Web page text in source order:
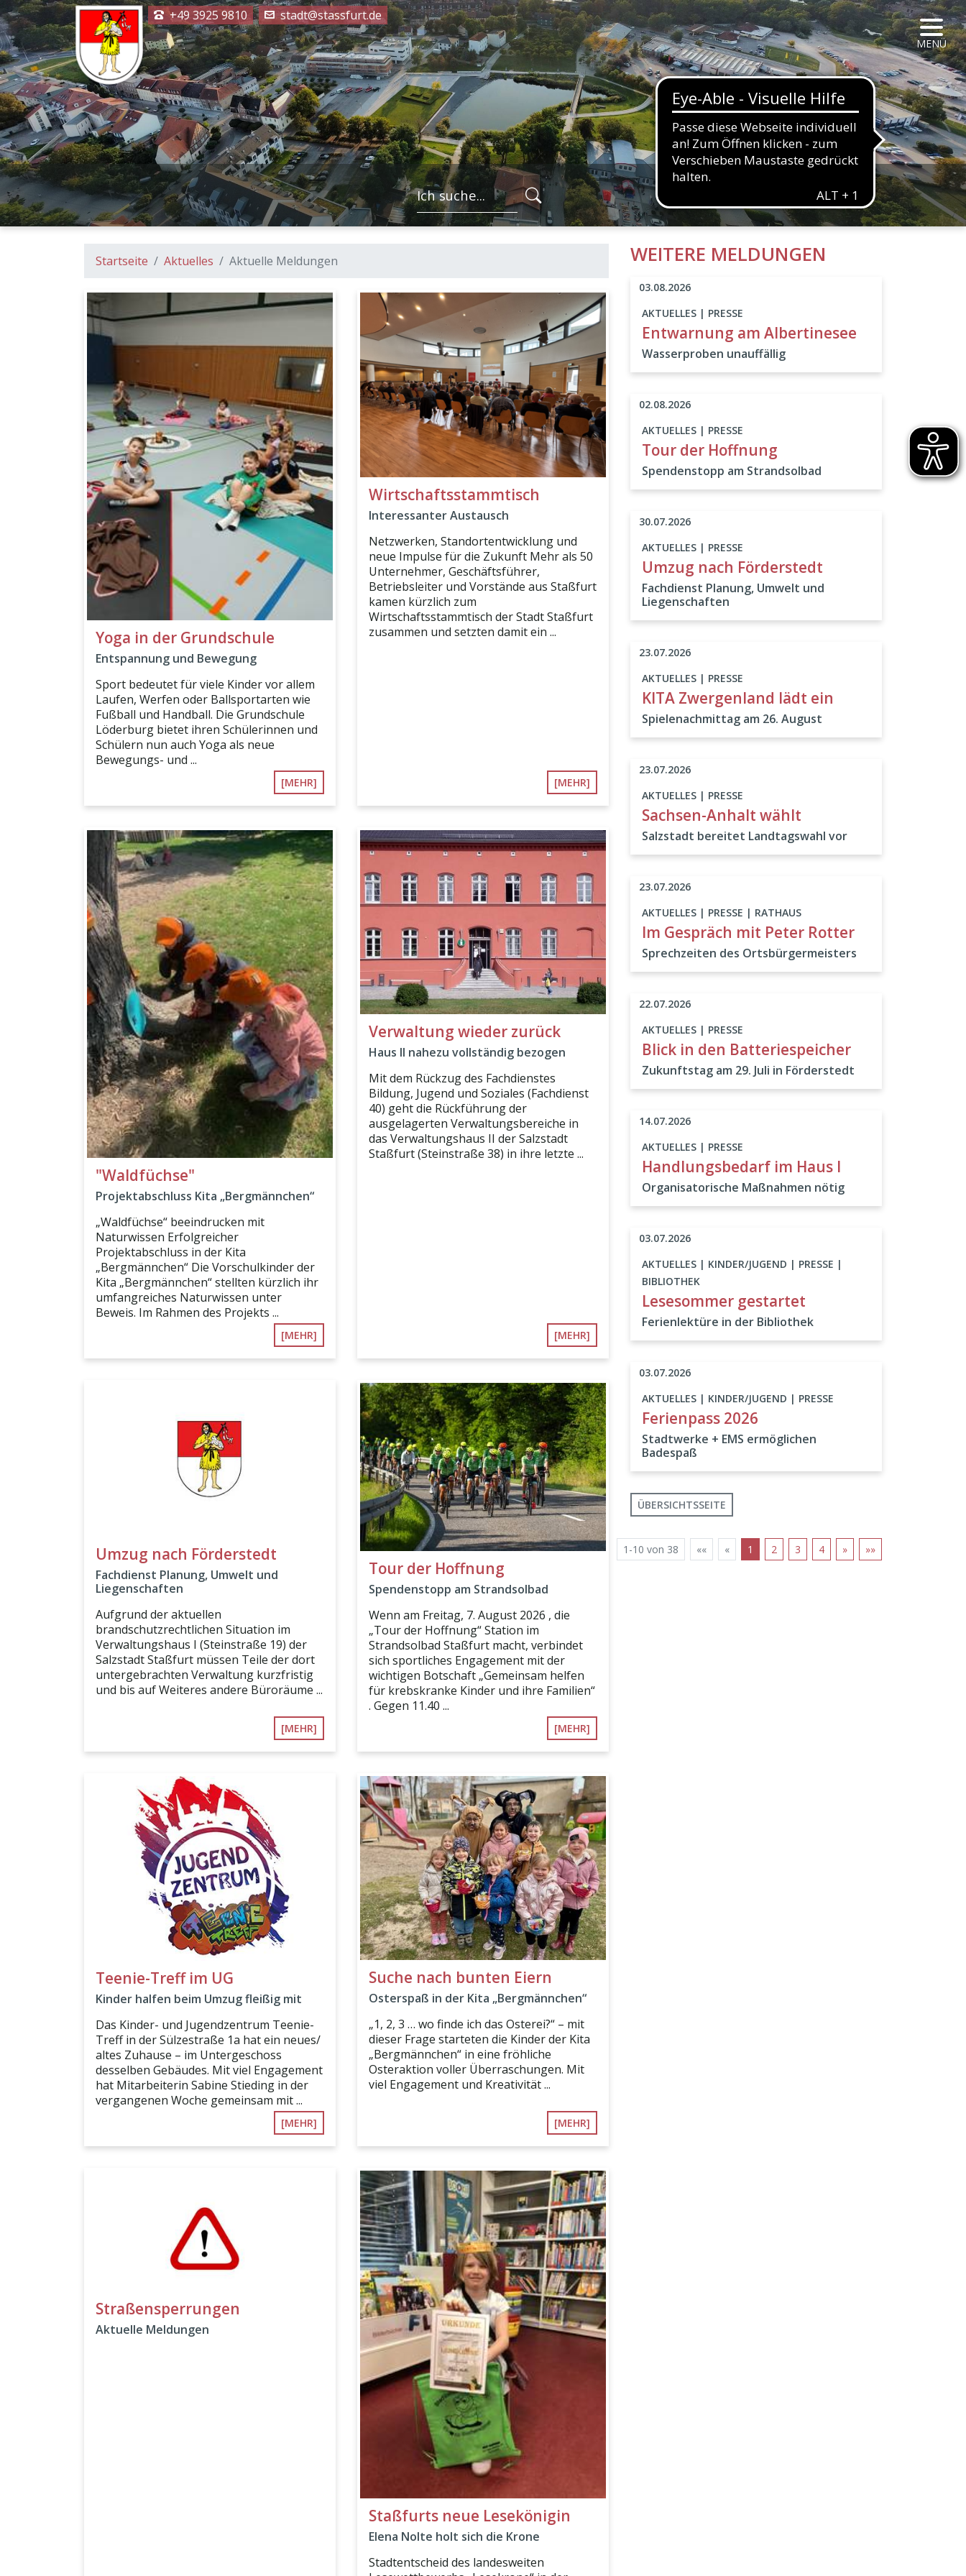
MENÜ
+49 3925 9810 stadt@stassfurt.de
FORMULARSCHALTFLÄCHE
Startseite Aktuelles Aktuelle Meldungen
Yoga in der Grundschule
Entspannung und Bewegung
Sport bedeutet für viele Kinder vor allem
Laufen, Werfen oder Ballsportarten wie
Fußball und Handball. Die Grundschule
Löderburg bietet ihren Schülerinnen und
Schülern nun auch Yoga als neue
Bewegungs- und ...
[MEHR]
Wirtschaftsstammtisch
Interessanter Austausch
Netzwerken, Standortentwicklung und
neue Impulse für die Zukunft Mehr als 50
Unternehmer, Geschäftsführer,
Betriebsleiter und Vorstände aus Staßfurt
kamen kürzlich zum
Wirtschaftsstammtisch der Stadt Staßfurt
zusammen und setzten damit ein ...
[MEHR]
"Waldfüchse"
Projektabschluss Kita „Bergmännchen“
„Waldfüchse“ beeindrucken mit
Naturwissen Erfolgreicher
Projektabschluss in der Kita
„Bergmännchen“ Die Vorschulkinder der
Kita „Bergmännchen“ stellten kürzlich ihr
umfangreiches Naturwissen unter
Beweis. Im Rahmen des Projekts ...
[MEHR]
Verwaltung wieder zurück
Haus II nahezu vollständig bezogen
Mit dem Rückzug des Fachdienstes
Bildung, Jugend und Soziales (Fachdienst
40) geht die Rückführung der
ausgelagerten Verwaltungsbereiche in
das Verwaltungshaus II der Salzstadt
Staßfurt (Steinstraße 38) in ihre letzte ...
[MEHR]
Umzug nach Förderstedt
Fachdienst Planung, Umwelt und
Liegenschaften
Aufgrund der aktuellen
brandschutzrechtlichen Situation im
Verwaltungshaus I (Steinstraße 19) der
Salzstadt Staßfurt müssen Teile der dort
untergebrachten Verwaltung kurzfristig
und bis auf Weiteres andere Büroräume ...
[MEHR]
Tour der Hoffnung
Spendenstopp am Strandsolbad
Wenn am Freitag, 7. August 2026 , die
„Tour der Hoffnung“ Station im
Strandsolbad Staßfurt macht, verbindet
sich sportliches Engagement mit der
wichtigen Botschaft „Gemeinsam helfen
für krebskranke Kinder und ihre Familien“
. Gegen 11.40 ...
[MEHR]
Teenie-Treff im UG
Kinder halfen beim Umzug fleißig mit
Das Kinder- und Jugendzentrum Teenie-
Treff in der Sülzestraße 1a hat ein neues/
altes Zuhause – im Untergeschoss
desselben Gebäudes. Mit viel Engagement
hat Mitarbeiterin Sabine Stieding in der
vergangenen Woche gemeinsam mit ...
[MEHR]
Suche nach bunten Eiern
Osterspaß in der Kita „Bergmännchen“
„1, 2, 3 … wo finde ich das Osterei?“ – mit
dieser Frage starteten die Kinder der Kita
„Bergmännchen“ in eine fröhliche
Osteraktion voller Überraschungen. Mit
viel Engagement und Kreativität ...
[MEHR]
Straßensperrungen
Aktuelle Meldungen
Staßfurts neue Lesekönigin
Elena Nolte holt sich die Krone
Stadtentscheid des landesweiten
WEITERE MELDUNGEN
AKTUELLES | PRESSE
Entwarnung am Albertinesee
Wasserproben unauffällig
03.08.2026
AKTUELLES | PRESSE
Tour der Hoffnung
Spendenstopp am Strandsolbad
02.08.2026
AKTUELLES | PRESSE
Umzug nach Förderstedt
Fachdienst Planung, Umwelt und
Liegenschaften
30.07.2026
AKTUELLES | PRESSE
KITA Zwergenland lädt ein
Spielenachmittag am 26. August
23.07.2026
AKTUELLES | PRESSE
Sachsen-Anhalt wählt
Salzstadt bereitet Landtagswahl vor
23.07.2026
AKTUELLES | PRESSE | RATHAUS
Im Gespräch mit Peter Rotter
Sprechzeiten des Ortsbürgermeisters
23.07.2026
AKTUELLES | PRESSE
Blick in den Batteriespeicher
Zukunftstag am 29. Juli in Förderstedt
22.07.2026
AKTUELLES | PRESSE
Handlungsbedarf im Haus I
Organisatorische Maßnahmen nötig
14.07.2026
AKTUELLES | KINDER/JUGEND | PRESSE |
BIBLIOTHEK
Lesesommer gestartet
Ferienlektüre in der Bibliothek
03.07.2026
AKTUELLES | KINDER/JUGEND | PRESSE
Ferienpass 2026
Stadtwerke + EMS ermöglichen
Badespaß
03.07.2026
ÜBERSICHTSSEITE
1-10 von 38 «« « 1 2 3 4 » »»